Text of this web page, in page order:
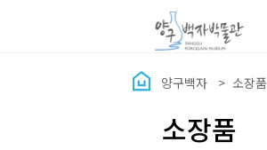
양구백자 소장품
소장품